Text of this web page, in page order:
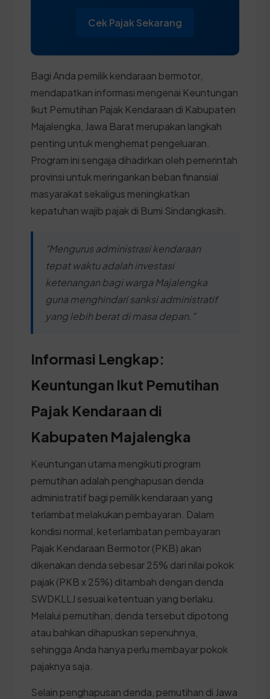
Cek Pajak Sekarang
Bagi Anda pemilik kendaraan bermotor,
mendapatkan informasi mengenai Keuntungan
Ikut Pemutihan Pajak Kendaraan di Kabupaten
Majalengka, Jawa Barat merupakan langkah
penting untuk menghemat pengeluaran.
Program ini sengaja dihadirkan oleh pemerintah
provinsi untuk meringankan beban finansial
masyarakat sekaligus meningkatkan
kepatuhan wajib pajak di Bumi Sindangkasih.
"Mengurus administrasi kendaraan
tepat waktu adalah investasi
ketenangan bagi warga Majalengka
guna menghindari sanksi administratif
yang lebih berat di masa depan."
Informasi Lengkap:
Keuntungan Ikut Pemutihan
Pajak Kendaraan di
Kabupaten Majalengka
Keuntungan utama mengikuti program
pemutihan adalah penghapusan denda
administratif bagi pemilik kendaraan yang
terlambat melakukan pembayaran. Dalam
kondisi normal, keterlambatan pembayaran
Pajak Kendaraan Bermotor (PKB) akan
dikenakan denda sebesar 25% dari nilai pokok
pajak (PKB x 25%) ditambah dengan denda
SWDKLLJ sesuai ketentuan yang berlaku.
Melalui pemutihan, denda tersebut dipotong
atau bahkan dihapuskan sepenuhnya,
sehingga Anda hanya perlu membayar pokok
pajaknya saja.
Selain penghapusan denda, pemutihan di Jawa